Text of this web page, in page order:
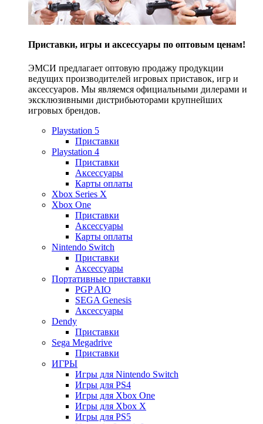
Приставки, игры и аксессуары по оптовым ценам!
ЭМСИ предлагает оптовую продажу продукции
ведущих производителей игровых приставок, игр и
аксессуаров. Мы являемся официальными дилерами и
эксклюзивными дистрибьюторами крупнейших
игровых брендов.
Playstation 5
Приставки
Playstation 4
Приставки
Аксессуары
Карты оплаты
Xbox Series X
Xbox One
Приставки
Аксессуары
Карты оплаты
Nintendo Switch
Приставки
Аксессуары
Портативные приставки
PGP AIO
SEGA Genesis
Аксессуары
Dendy
Приставки
Sega Megadrive
Приставки
ИГРЫ
Игры для Nintendo Switch
Игры для PS4
Игры для Xbox One
Игры для Xbox X
Игры для PS5